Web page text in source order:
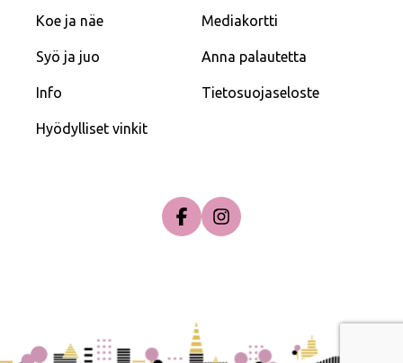
Koe ja näe
Syö ja juo
Info
Hyödylliset vinkit
Mediakortti
Anna palautetta
Tietosuojaseloste